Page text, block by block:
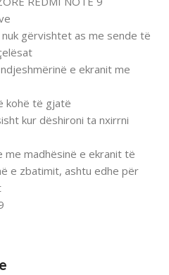
gërvishtet as me sende të
e ekranit me
kohë të gjatë
kur dëshironi ta nxirrni
madhësinë e ekranit të
e zbatimit, ashtu edhe për